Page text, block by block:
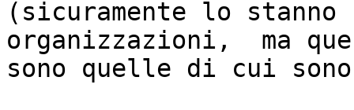
(sicuramente lo
organizzazioni,  ma
sono quelle di cui